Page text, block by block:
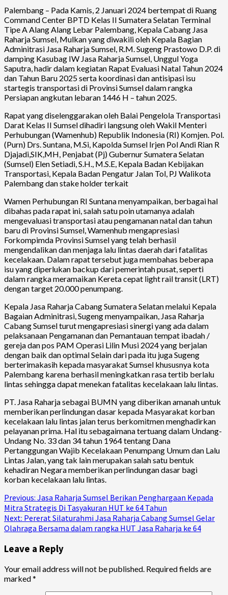
Palembang – Pada Kamis, 2 Januari 2024 bertempat di Ruang
Command Center BPTD Kelas II Sumatera Selatan Terminal
Tipe A Alang Alang Lebar Palembang, Kepala Cabang Jasa
Raharja Sumsel, Mulkan yang diwakili oleh Kepala Bagian
Adminitrasi Jasa Raharja Sumsel, R.M. Sugeng Prastowo D.P. di
damping Kasubag IW Jasa Raharja Sumsel, Unggul Yoga
Saputra, hadir dalam kegiatan Rapat Evaluasi Natal Tahun 2024
dan Tahun Baru 2025 serta koordinasi dan antisipasi isu
startegis transportasi di Provinsi Sumsel dalam rangka
Persiapan angkutan lebaran 1446 H – tahun 2025.
Rapat yang diselenggarakan oleh Balai Pengelola Transportasi
Darat Kelas II Sumsel dihadiri langsung oleh Wakil Menteri
Perhubungan (Wamenhub) Republik Indonesia (RI) Komjen. Pol.
(Purn) Drs. Suntana, M.Si, Kapolda Sumsel Irjen Pol Andi Rian R
Djajadi,SIK,MH, Penjabat (Pj) Gubernur Sumatera Selatan
(Sumsel) Elen Setiadi, S.H., M.S.E, Kepala Badan Kebijakan
Transportasi, Kepala Badan Pengatur Jalan Tol, PJ Walikota
Palembang dan stake holder terkait
Wamen Perhubungan RI Suntana menyampaikan, berbagai hal
dibahas pada rapat ini, salah satu poin utamanya adalah
mengevaluasi transportasi atau pengamanan natal dan tahun
baru di Provinsi Sumsel, Wamenhub mengapresiasi
Forkompimda Provinsi Sumsel yang telah berhasil
mengendalikan dan menjaga lalu lintas daerah dari fatalitas
kecelakaan. Dalam rapat tersebut juga membahas beberapa
isu yang diperlukan backup dari pemerintah pusat, seperti
dalam rangka meramaikan Kereta cepat light rail transit (LRT)
dengan target 20.000 penumpang.
Kepala Jasa Raharja Cabang Sumatera Selatan melalui Kepala
Bagaian Adminitrasi, Sugeng menyampaikan, Jasa Raharja
Cabang Sumsel turut mengapresiasi sinergi yang ada dalam
pelaksanaan Pengamanan dan Pemantauan tempat ibadah /
gereja dan pos PAM Operasi Lilin Musi 2024 yang berjalan
dengan baik dan optimal Selain dari pada itu juga Sugeng
berterimakasih kepada masyarakat Sumsel khususnya kota
Palembang karena berhasil meningkatkan rasa tertib berlalu
lintas sehingga dapat menekan fatalitas kecelakaan lalu lintas.
PT. Jasa Raharja sebagai BUMN yang diberikan amanah untuk
memberikan perlindungan dasar kepada Masyarakat korban
kecelakaan lalu lintas jalan terus berkomitmen menghadirkan
pelayanan prima. Hal itu sebagaimana tertuang dalam Undang-
Undang No. 33 dan 34 tahun 1964 tentang Dana
Pertanggungan Wajib Kecelakaan Penumpang Umum dan Lalu
Lintas Jalan, yang tak lain merupakan salah satu bentuk
kehadiran Negara memberikan perlindungan dasar bagi
korban kecelakaan lalu lintas.
Continue
Reading
Previous: Jasa Raharja Sumsel Berikan Penghargaan Kepada
Mitra Strategis Di Tasyakuran HUT ke 64 Tahun
Next: Pererat Silaturahmi Jasa Raharja Cabang Sumsel Gelar
Olahraga Bersama dalam rangka HUT Jasa Raharja ke 64
Leave a Reply
Your email address will not be published. Required fields are
marked*